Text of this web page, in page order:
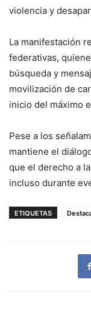
violencia y
La manifestación
federativas,
búsqueda y
movilización de
inicio del máximo
Pese a los
mantiene el
que el derecho a
incluso durante
ETIQUETAS